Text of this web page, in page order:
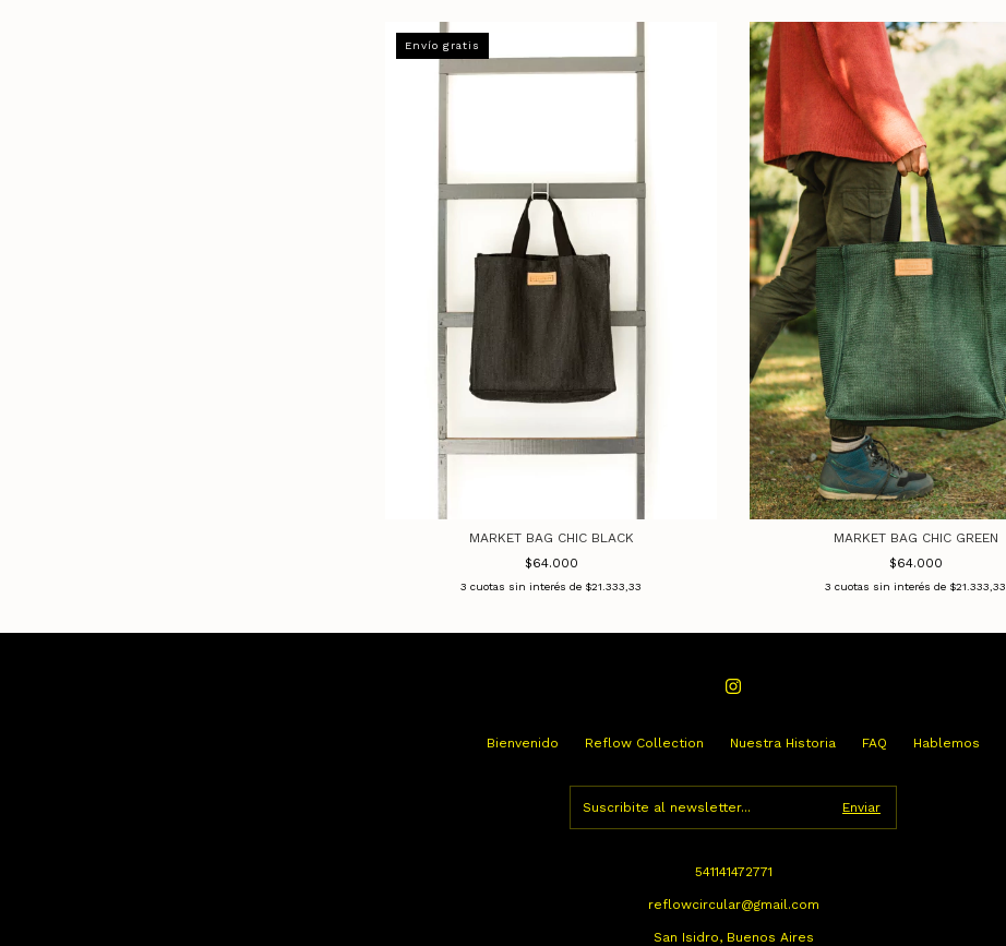
Envío gratis
MARKET BAG CHIC BLACK
$64.000
3 cuotas sin interés de $21.333,33
MARKET BAG CHIC GREEN
$64.000
3 cuotas sin interés de $21.333,33
Bienvenido Reflow Collection Nuestra Historia FAQ Hablemos
541141472771
reflowcircular@gmail.com
San Isidro, Buenos Aires